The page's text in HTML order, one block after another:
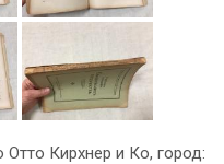
Отто Кирхнер и Ко, город: